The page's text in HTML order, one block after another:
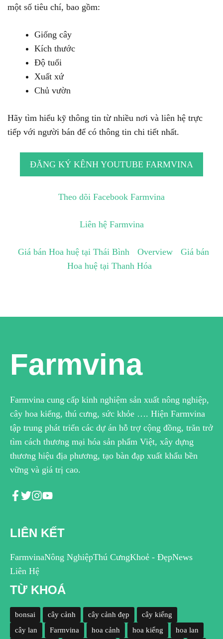
một số tiêu chí, bao gồm:
Giống cây
Kích thước
Độ tuổi
Xuất xứ
Chủ vườn
Hãy tìm hiểu kỹ thông tin từ nhiều nơi và liên hệ trực
tiếp với người bán để có thông tin chi tiết nhất.
ĐĂNG KÝ KÊNH YOUTUBE FARMVINA
Theo dõi Facebook Farmvina
Liên hệ Farmvina
Giá bán Hoa huệ tại Thái Bình Overview
Giá bán
Hoa huệ tại Thanh Hóa
Farmvina
Farmvina cung cấp kinh nghiệm sản xuất nông nghiệp,
cây hoa kiểng, thú cưng, sức khỏe …. Hiện Farmvina
tập trung phát triển các dự án hỗ trợ cộng đồng, trăn trở
tìm cách thương mại hóa sản phẩm Việt, xây dựng
thương hiệu địa phương, tạo bàn đạp xuất khẩu bền
vững và giá trị cao.
LIÊN KẾT
FarmvinaNông NghiệpThú CưngKhoẻ - ĐẹpNews
Liên Hệ
TỪ KHOÁ
bonsai cây cảnh cây cảnh đẹp
cây kiểng
cây lan
Farmvina hoa cảnh hoa kiểng hoa lan